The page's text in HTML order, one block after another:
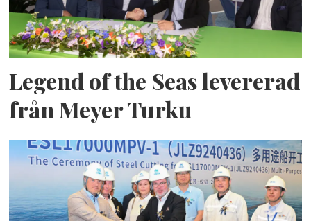
Legend of the Seas levererad
från Meyer Turku